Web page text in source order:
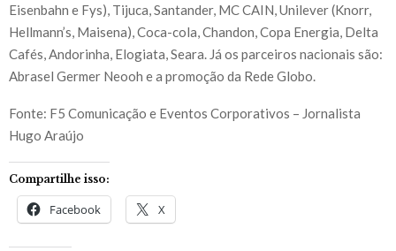
Eisenbahn e Fys), Tijuca, Santander, MC CAIN, Unilever (Knorr,
Hellmann’s, Maisena), Coca-cola, Chandon, Copa Energia, Delta
Cafés, Andorinha, Elogiata, Seara. Já os parceiros nacionais são:
Abrasel Germer Neooh e a promoção da Rede Globo.
Fonte: F5 Comunicação e Eventos Corporativos – Jornalista
Hugo Araújo
Compartilhe isso:
Facebook X